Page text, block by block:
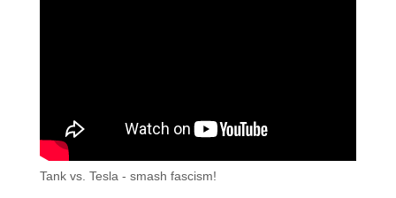
Tank vs. Tesla - smash fascism!